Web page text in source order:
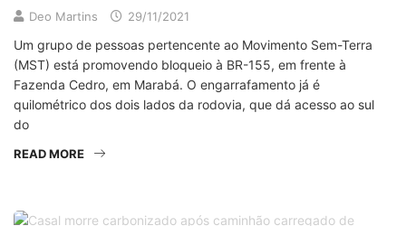
Deo Martins 29/11/2021
Um grupo de pessoas pertencente ao Movimento Sem-Terra
(MST) está promovendo bloqueio à BR-155, em frente à
Fazenda Cedro, em Marabá. O engarrafamento já é
quilométrico dos dois lados da rodovia, que dá acesso ao sul
do
READ MORE